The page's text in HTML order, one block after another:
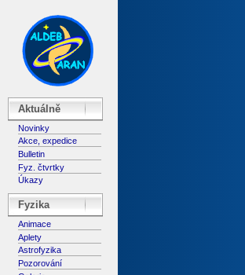
Aktuálně
Novinky
Akce, expedice
Bulletin
Fyz. čtvrtky
Úkazy
Fyzika
Animace
Aplety
Astrofyzika
Pozorování